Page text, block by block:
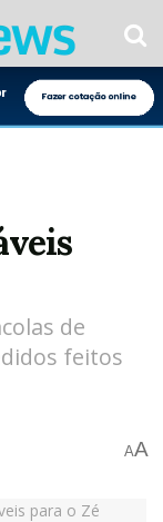
de
feitos
AA